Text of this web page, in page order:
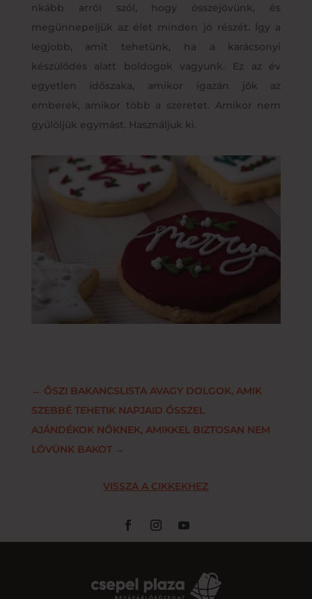
nkább arról szól, hogy összejövünk, és
megünnepeljük az élet minden jó részét. Így a
legjobb, amit tehetünk, ha a karácsonyi
készülődés alatt boldogok vagyunk. Ez az év
egyetlen időszaka, amikor igazán jók az
emberek, amikor több a szeretet. Amikor nem
gyűlöljük egymást. Használjuk ki.
← ŐSZI BAKANCSLISTA AVAGY DOLGOK, AMIK
SZEBBÉ TEHETIK NAPJAID ŐSSZEL
AJÁNDÉKOK NŐKNEK, AMIKKEL BIZTOSAN NEM
LÖVÜNK BAKOT→
VISSZA A CIKKEKHEZ